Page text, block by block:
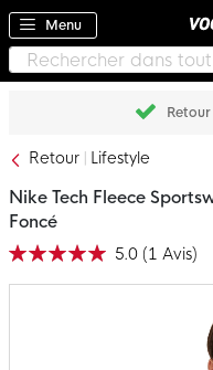
Menu
Retour Lifestyle
Nike Tech Fleece
Foncé
Notation: 5.0 (1 Avis)